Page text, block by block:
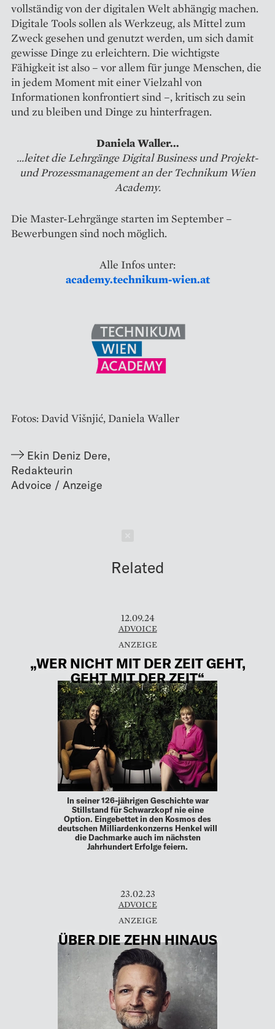
vollständig von der digitalen Welt abhängig machen.
Digitale Tools sollen als Werkzeug, als Mittel zum
Zweck gesehen und genutzt werden, um sich damit
gewisse Dinge zu erleichtern. Die wichtigste
Fähigkeit ist also – vor allem für junge Menschen, die
in jedem Moment mit einer Vielzahl von
Informationen konfrontiert sind –, kritisch zu sein
und zu bleiben und Dinge zu hinterfragen.
Daniela Waller...
...leitet die Lehrgänge Digital Business und Projekt-
und Prozessmanagement an der Technikum Wien
Academy.
Die Master-Lehrgänge starten im September –
Bewerbungen sind noch möglich.
Alle Infos unter:
academy.technikum-wien.at
Fotos: David Višnjić, Daniela Waller
Ekin Deniz Dere,
Redakteurin
Related
12.09.24
ADVOICE
„WER NICHT MIT DER ZEIT GEHT,
GEHT MIT DER ZEIT“
In seiner 126-jährigen Geschichte war
Stillstand für Schwarzkopf nie eine
Option. Eingebettet in den Kosmos des
deutschen Milliardenkonzerns Henkel will
die Dachmarke auch im nächsten
Jahrhundert Erfolge feiern.
23.02.23
ADVOICE
ÜBER DIE ZEHN HINAUS